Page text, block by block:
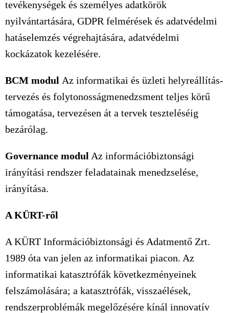
tevékenységek és személyes adatkörök
nyilvántartására, GDPR felmérések és adatvédelmi
hatáselemzés végrehajtására, adatvédelmi
kockázatok kezelésére.
BCM modul Az informatikai és üzleti helyreállítás-
tervezés és folytonosságmenedzsment teljes körű
támogatása, tervezésen át a tervek teszteléséig
bezárólag.
Governance modul Az információbiztonsági
irányítási rendszer feladatainak menedzselése,
irányítása.
A KÜRT-ről
A KÜRT Információbiztonsági és Adatmentő Zrt.
1989 óta van jelen az informatikai piacon. Az
informatikai katasztrófák következményeinek
felszámolására; a katasztrófák, visszaélések,
rendszerproblémák megelőzésére kínál innovatív